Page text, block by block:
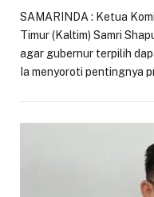
SAMARINDA : Ketua
Timur (Kaltim) Samri
agar gubernur terpilih
Ia menyoroti pentingnya